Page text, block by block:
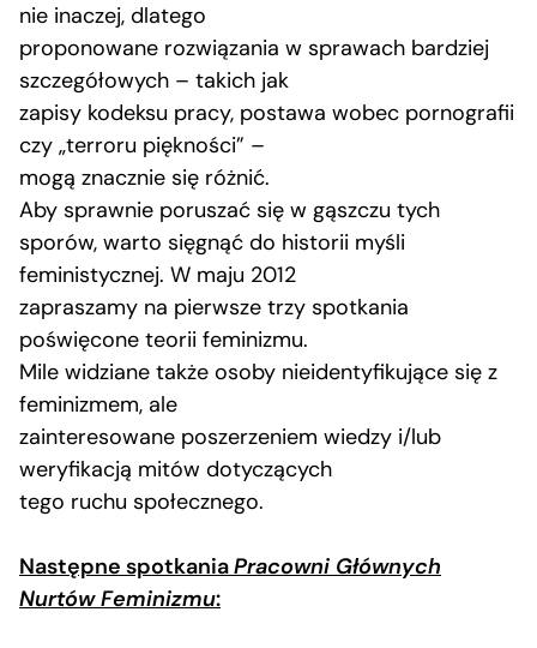
nie inaczej, dlatego
proponowane rozwiązania w sprawach bardziej
szczegółowych – takich jak
zapisy kodeksu pracy, postawa wobec pornografii
czy „terroru piękności” –
mogą znacznie się różnić.
Aby sprawnie poruszać się w gąszczu tych
sporów, warto sięgnąć do historii myśli
feministycznej. W maju 2012
zapraszamy na pierwsze trzy spotkania
poświęcone teorii feminizmu.
Mile widziane także osoby nieidentyfikujące się z
feminizmem, ale
zainteresowane poszerzeniem wiedzy i/lub
weryfikacją mitów dotyczących
tego ruchu społecznego.
Następne spotkaniaPracowni Głównych
Nurtów Feminizmu: